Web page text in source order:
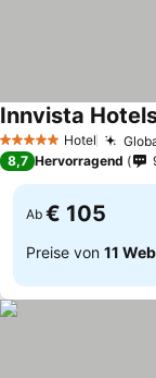
5 Sterne Hotel
Innvista
8,7 Hervorragend
Ab € 105
Preise von 11